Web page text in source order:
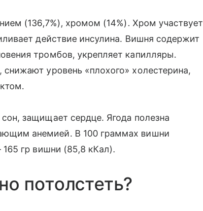
(136,7%), хромом (14%). Хром участвует
действие инсулина. Вишня содержит
тромбов, укрепляет капилляры.
уровень «плохого» холестерина,
защищает сердце. Ягода полезна
анемией. В 100 граммах вишни
гр вишни (85,8 кКал).
потолстеть?